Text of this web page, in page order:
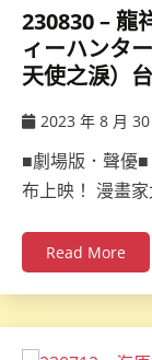
230830 – 龍
ィーハンタ
天使之淚）
2023 年 8 月 30
■劇場版．聲優
布上映！ 漫畫
Read More